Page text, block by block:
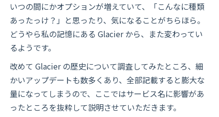
いつの間にかオプションが増えていて、「こんなに種類
あったっけ？」と思ったり、気になることがちらほら。
どうやら私の記憶にある Glacier から、また変わってい
るようです。
改めて Glacier の歴史について調査してみたところ、細
かいアップデートも数多くあり、全部記載すると膨大な
量になってしまうので、ここではサービス名に影響があ
ったところを抜粋して説明させていただきます。